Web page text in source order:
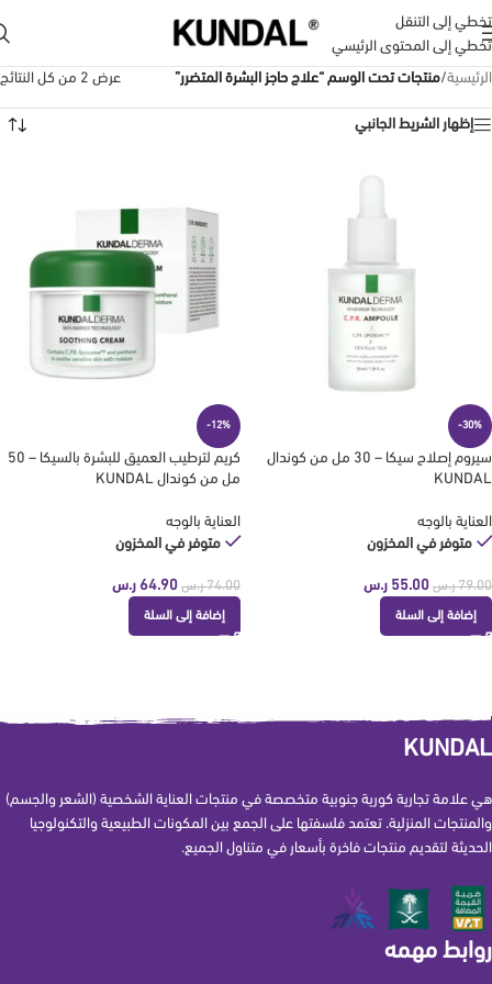
تخطي إلى التنقل
تخطي إلى المحتوى الرئيسي
الرئيسية/منتجات تحت الوسم “علاج حاجز البشرة المتضرر” عرض ⁦2⁩ من كل النتائج
إظهار الشريط الجانبي
-30%
سيروم إصلاح سيكا – 30 مل من كوندال
KUNDAL
العناية بالوجه
متوفر في المخزون
79.00 ر.س 55.00 ر.س
إضافة إلى السلة
-12%
كريم لترطيب العميق للبشرة بالسيكا – 50
مل من كوندال KUNDAL
العناية بالوجه
متوفر في المخزون
74.00 ر.س 64.90 ر.س
إضافة إلى السلة
KUNDAL
هي علامة تجارية كورية جنوبية متخصصة في منتجات العناية الشخصية (الشعر والجسم)
والمنتجات المنزلية. تعتمد فلسفتها على الجمع بين المكونات الطبيعية والتكنولوجيا
الحديثة لتقديم منتجات فاخرة بأسعار في متناول الجميع.
روابط مهمه